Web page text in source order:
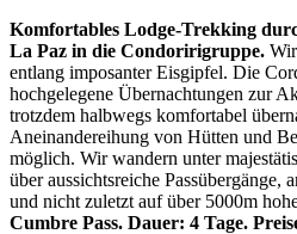
Komfortables Lodge-Trekking
La Paz in die Condoririgruppe.
entlang imposanter Eisgipfel. Die
hochgelegene Übernachtungen zur
trotzdem halbwegs komfortabel
Aneinandereihung von Hütten und
möglich. Wir wandern unter
über aussichtsreiche Passübergänge,
und nicht zuletzt auf über 5000m
Cumbre Pass. Dauer: 4 Tage.